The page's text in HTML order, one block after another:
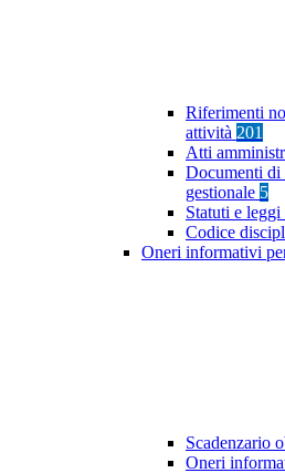
Riferimenti
attività 201
Atti
Documenti di
gestionale 5
Statuti e
Codice
Oneri informativi
Scadenzario
Oneri